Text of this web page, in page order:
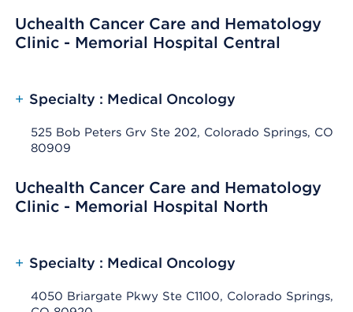
Uchealth Cancer Care and Hematology
Clinic - Memorial Hospital Central
+ Specialty : Medical Oncology
525 Bob Peters Grv Ste 202, Colorado Springs, CO
80909
Uchealth Cancer Care and Hematology
Clinic - Memorial Hospital North
+ Specialty : Medical Oncology
4050 Briargate Pkwy Ste C1100, Colorado Springs,